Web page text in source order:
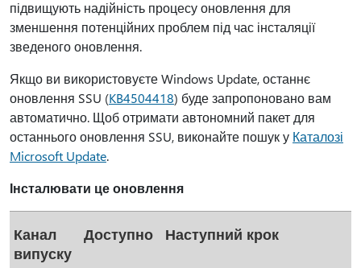
підвищують надійність процесу оновлення для
зменшення потенційних проблем під час інсталяції
зведеного оновлення.
Якщо ви використовуєте Windows Update, останнє
оновлення SSU (KB4504418) буде запропоновано вам
автоматично. Щоб отримати автономний пакет для
останнього оновлення SSU, виконайте пошук у Каталозі
Microsoft Update.
Інсталювати це оновлення
Канал
випуску
Доступно Наступний крок